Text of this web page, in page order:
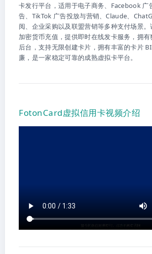
卡发行平台，适用于电子商务、Facebook 广
告、TikTok 广告投放与营销、Claude、
阅、企业采购以及联盟营销等多种支付场景。
加密货币充值，提供即时在线发卡服务，拥
后台，支持无限创建卡片，拥有丰富的卡片
廉，是一家稳定可靠的成熟虚拟卡平台。
FotonCard虚拟信用卡视频介绍